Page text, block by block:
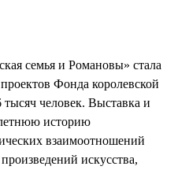
семья и Романовы» стала
Фонда королевской
человек. Выставка и
историю
взаимоотношений
искусства,